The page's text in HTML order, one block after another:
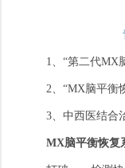
1、“第二代MX脑
2、“MX脑平衡恢
3、中西医结合治
MX脑平衡恢复